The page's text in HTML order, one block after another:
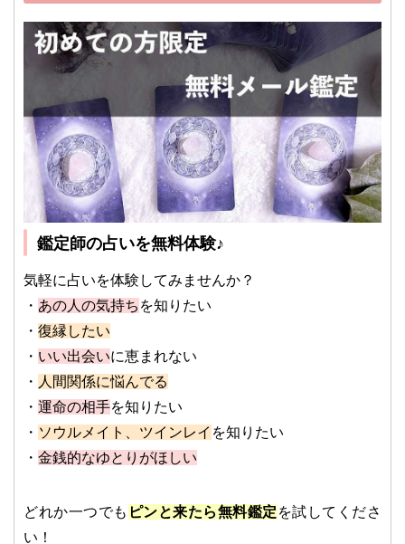
鑑定師の占いを無料体験♪
気軽に占いを体験してみませんか？
・ あの人の気持ち を知りたい
・ 復縁したい
・ いい出会いに恵まれない
・ 人間関係に悩んでる
・ 運命の相手を知りたい
・ ソウルメイト、ツインレイ を知りたい
・ 金銭的なゆとりがほしい
どれか一つでも ピンと来たら無料鑑定 を試してくださ
い！